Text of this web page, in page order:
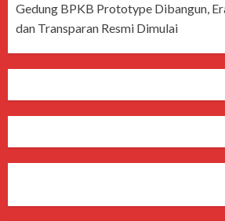
Gedung BPKB Prototype Dibangun,
dan Transparan Resmi Dimulai